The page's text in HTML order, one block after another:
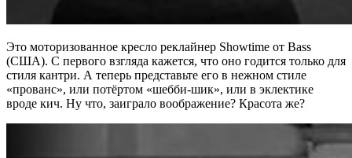
Это моторизованное кресло реклайнер Showtime от Bass
(США). С первого взгляда кажется, что оно годится только для
стиля кантри. А теперь представьте его в нежном стиле
«прованс», или потёртом «шебби-шик», или в эклектике
вроде кич. Ну что, заиграло воображение? Красота же?